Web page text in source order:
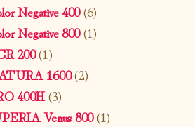
Negative 400(6)
Negative 800(1)
200(1)
1600(2)
400H(3)
Venus 800(1)